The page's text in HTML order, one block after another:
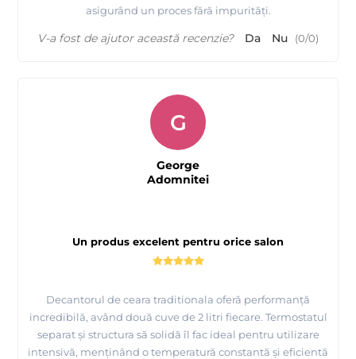
asigurând un proces fără impurități.
V-a fost de ajutor această recenzie? Da Nu (0/0)
Un produs excelent pentru orice salon
Decantorul de ceara traditionala oferă performanță
incredibilă, având două cuve de 2 litri fiecare. Termostatul
separat și structura să solidă îl fac ideal pentru utilizare
intensivă, menținând o temperatură constantă și eficientă
G
George
Adomnitei